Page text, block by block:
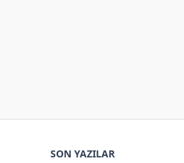
SON YAZILAR